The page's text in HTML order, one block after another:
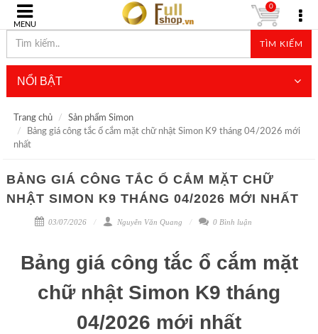
MENU
TÌM KIẾM
0
NỔI BẬT
Trang chủ
Sản phẩm Simon
Bảng giá công tắc ổ cắm mặt chữ nhật Simon K9 tháng 04/2026 mới
nhất
BẢNG GIÁ CÔNG TẮC Ổ CẮM MẶT CHỮ
NHẬT SIMON K9 THÁNG 04/2026 MỚI NHẤT
03/07/2026 Nguyễn Văn Quang 0 Bình luận
Bảng giá công tắc ổ cắm mặt
chữ nhật Simon K9 tháng
04/2026 mới nhất